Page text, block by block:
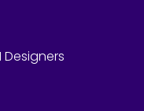
Designers